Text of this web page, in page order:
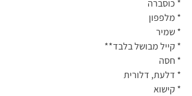
* כוסברה
* מלפפון
* שמיר
* קייל מבושל בלבד**
* חסה
* דלעת, דלורית
* קישוא